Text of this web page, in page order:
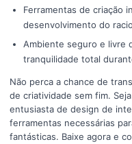
Ferramentas de criação
desenvolvimento do
Ambiente seguro e livre
tranquilidade total
Não perca a chance de
de criatividade sem fim.
entusiasta de design de
ferramentas necessárias
fantásticas. Baixe agora e